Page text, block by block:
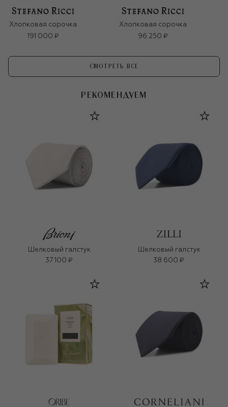
Хлопковая сорочка
191 000 ₽
Хлопковая сорочка
96 250 ₽
СМОТРЕТЬ ВСЕ
РЕКОМЕНДУЕМ
Шелковый галстук
37 100 ₽
Шелковый галстук
38 600 ₽